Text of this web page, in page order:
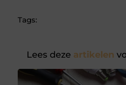
Tags:
Lees deze artikelen